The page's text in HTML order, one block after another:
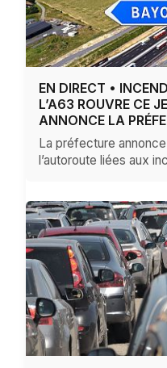
EN DIRECT •
L’A63 ROUVRE CE
ANNONCE LA
La préfecture
l’autoroute liées aux